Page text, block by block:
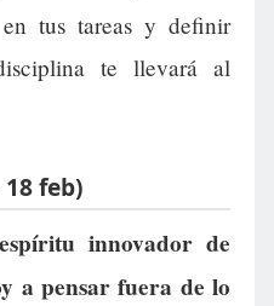
tus tareas y definir
te llevará al
feb)
innovador de
a pensar fuera de lo